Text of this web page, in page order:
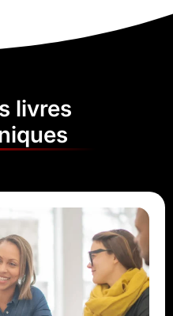
livres